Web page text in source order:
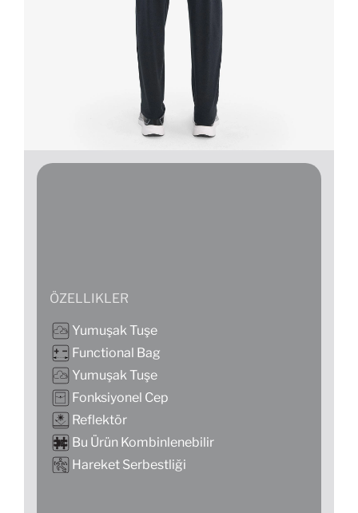
ÖZELLIKLER
Yumuşak Tuşe
Functional Bag
Yumuşak Tuşe
Fonksiyonel Cep
Reflektör
Bu Ürün Kombinlenebilir
Hareket Serbestliği